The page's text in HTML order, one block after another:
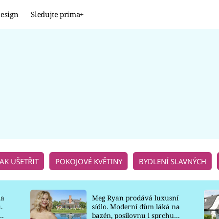
Sledujte prima+
UŠETŘIT POKOJOVÉ KVĚTINY BYDLENÍ SLAVNÝCH
Meg Ryan prodává luxusní
sídlo. Moderní dům láká na
bazén, posilovnu i sprchu